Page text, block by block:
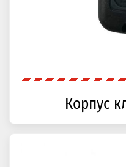
Корпус